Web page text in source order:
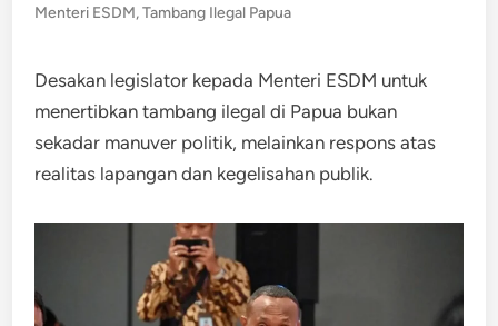
Menteri ESDM,Tambang Ilegal Papua
Desakan legislator kepada Menteri ESDM untuk
menertibkan tambang ilegal di Papua bukan
sekadar manuver politik, melainkan respons atas
realitas lapangan dan kegelisahan publik.